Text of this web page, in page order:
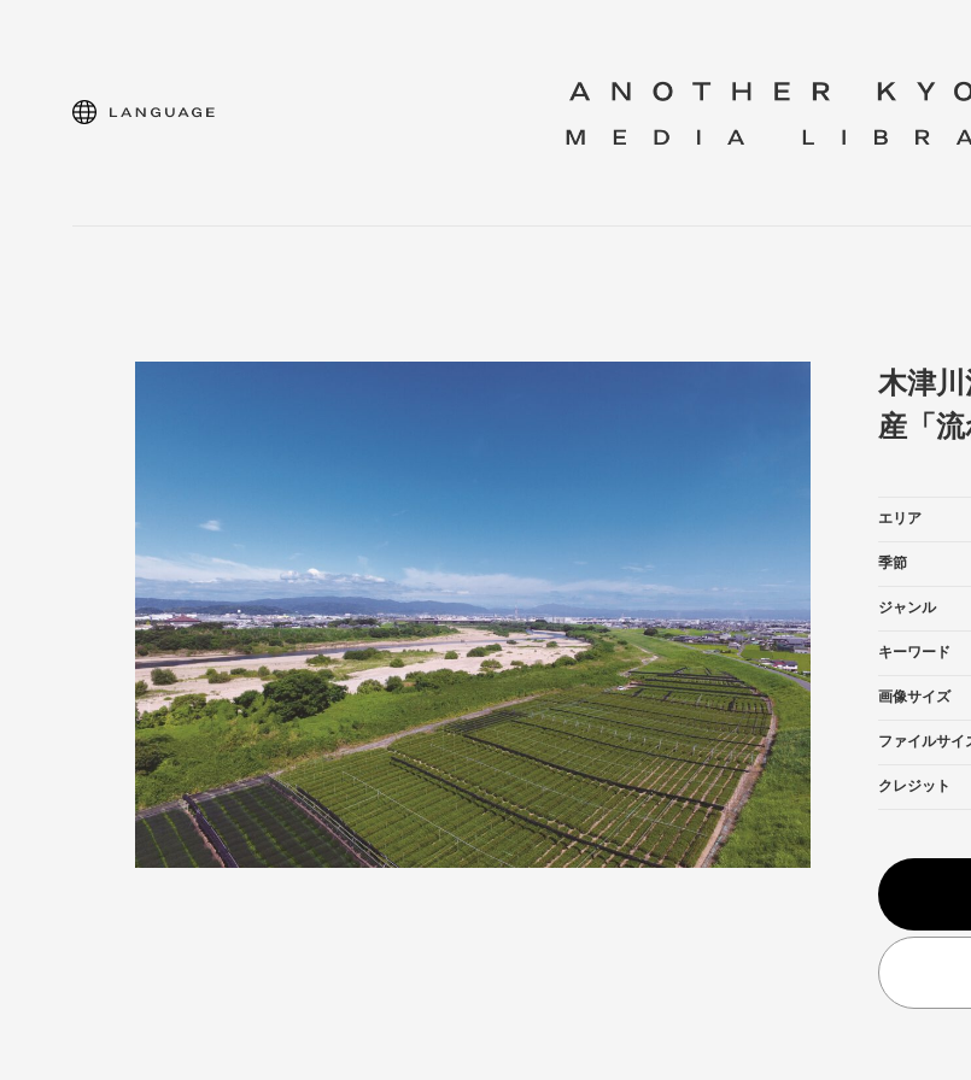
木津
産「
エリア
季節
ジャンル
キーワード
画像サイズ
ファイルサイ
クレジット